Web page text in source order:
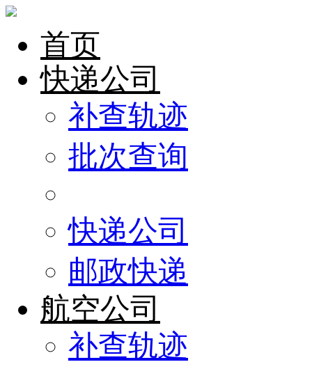
首页
快递公司
补查轨迹
批次查询
快递公司
邮政快递
航空公司
补查轨迹